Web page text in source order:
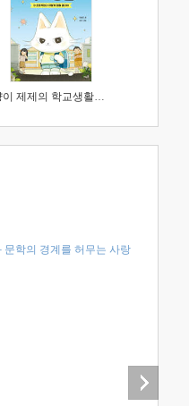
고양이 제제의 학교생활 1 : 초등학생이 이렇게 힘들 줄이야
학의 경계를 허무는 사랑